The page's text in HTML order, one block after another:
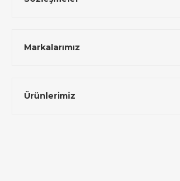
Markalarımız
Ürünlerimiz